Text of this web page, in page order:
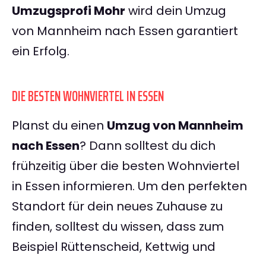
Umzugsprofi Mohr wird dein Umzug
von Mannheim nach Essen garantiert
ein Erfolg.
DIE BESTEN WOHNVIERTEL IN ESSEN
Planst du einen Umzug von Mannheim
nach Essen? Dann solltest du dich
frühzeitig über die besten Wohnviertel
in Essen informieren. Um den perfekten
Standort für dein neues Zuhause zu
finden, solltest du wissen, dass zum
Beispiel Rüttenscheid, Kettwig und